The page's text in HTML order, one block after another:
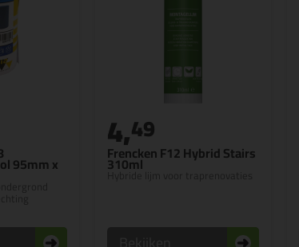
95mm x Frencken F12 Hybrid Stairs
310ml
Hybride lijm voor traprenovaties
4,49